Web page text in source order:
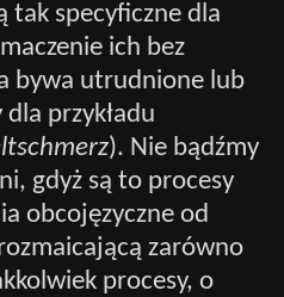
tak specyficzne dla
ich bez
bywa utrudnione lub
przykładu
). Nie bądźmy
gdyż są to procesy
obcojęzyczne od
zarówno
procesy, o